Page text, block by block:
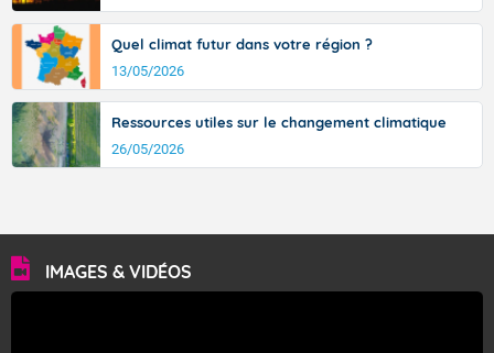
Quel climat futur dans votre région ?
13/05/2026
Ressources utiles sur le changement climatique
26/05/2026
IMAGES & VIDÉOS